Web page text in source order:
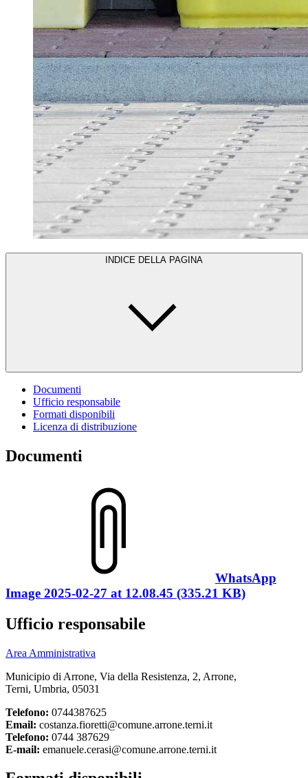
INDICE DELLA PAGINA
Documenti
Ufficio responsabile
Formati disponibili
Licenza di distribuzione
Documenti
WhatsApp
Image 2025-02-27 at 12.08.45 (335.21 KB)
Ufficio responsabile
Area Amministrativa
Municipio di Arrone, Via della Resistenza, 2, Arrone,
Terni, Umbria, 05031
Telefono: 0744387625
Email: costanza.fioretti@comune.arrone.terni.it
Telefono: 0744 387629
E-mail: emanuele.cerasi@comune.arrone.terni.it